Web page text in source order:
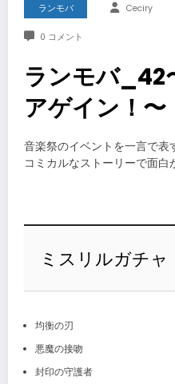
ランモバ Ceciry
0 コメント
ランモバ_42
アゲイン！〜
音楽祭のイベントを一言で
コミカルなストーリーで面白
ミスリルガチャ
均衡の刃
悪魔の接吻
封印の守護者